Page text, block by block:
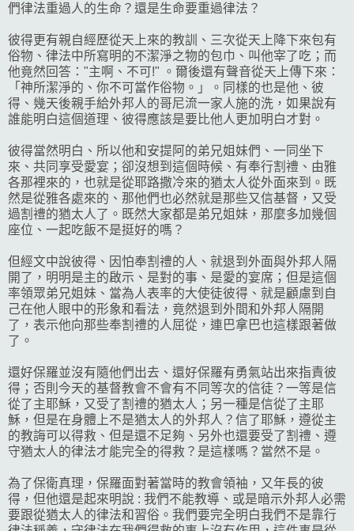
們律法重過人的生命？還是生命要重過律法？
彼得更有親自經歷從天上來的教訓、三次從天上降下來包有
俗物、律法中所寫明的不潔淨之物的包巾、叫他宰了吃；而
他竟然回答："主啊、不可!" 。爾後還有聲音從天上傳下來：
「神所潔淨的、你不可當作俗物。」。同樣的也是他、彼
得、幾天後親手給外邦人的哥尼流一家人施的洗，如果說有
誰能明白這個道理、彼得應該是要比他人更加明白才對。
彼得當然明白、所以他和安提阿的弟兄姐妹們、一同坐下
來、共同享受愛宴；卻沒想到這個時候、有奉行割禮、由雅
各那裡來的，也就是從耶路撒冷來的猶太人從外面來到。既
然是從雅各處來的、那他們也必然就是那些又信基督，又受
過割禮的猶太人了。既然大家都是弟兄姐妹，那麼多加幾個
座位、一起吃飯不是挺好的嗎？
但經文中說彼得、因怕奉割禮的人、就退到外面與外邦人隔
開了，明明是主的啟示、是對的事、是愛的宴席；但是這個
率領眾弟兄姐妹、當為人表率的大使徒彼得、就是顧慮到自
己在他人眼中的形象和看法，竟然退到外間和外邦人隔開
了，表示他向那些奉割禮的人屈從，連巴拿巴也這樣跟著做
了。
還好保羅並沒有隨他們出去、還好保羅有勇氣站出來指責彼
得；否則今天的基督教會不會有不同等次的信徒？一等是信
從了主耶穌，又受了割禮的猶太人；另一種是信從了主耶
穌，但是在身體上不是猶太人的外邦人？信了耶穌，遵從主
的教誨可以得救、但是還不足夠、另外也還要受了割禮、遵
守猶太人的律法才能完全的得救？是這樣嗎？當然不是。
為了保衛真理，保羅面對著當時的教會領袖，又年長的彼
得，但他還是起來明說 : 我們不能教導、或是暗示外邦人必需
要跟從猶太人的律法和習俗。我們要完全明白我們不是靠行